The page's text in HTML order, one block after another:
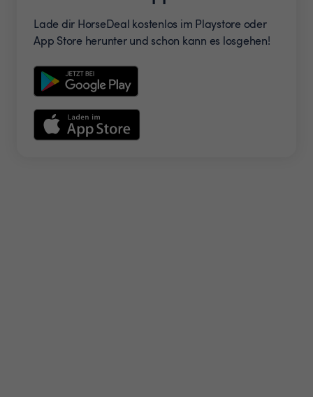
Lade dir HorseDeal kostenlos im Playstore oder
App Store herunter und schon kann es losgehen!